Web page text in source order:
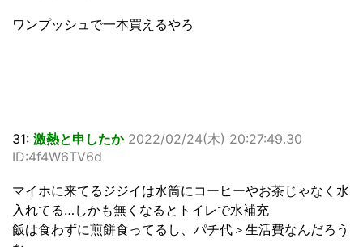
ワンプッシュで一本買えるやろ
31: 激熱と申したか 2022/02/24(木) 20:27:49.30
ID:4f4W6TV6d
マイホに来てるジジイは水筒にコーヒーやお茶じゃなく水
入れてる…しかも無くなるとトイレで水補充
飯は食わずに煎餅食ってるし、パチ代＞生活費なんだろう